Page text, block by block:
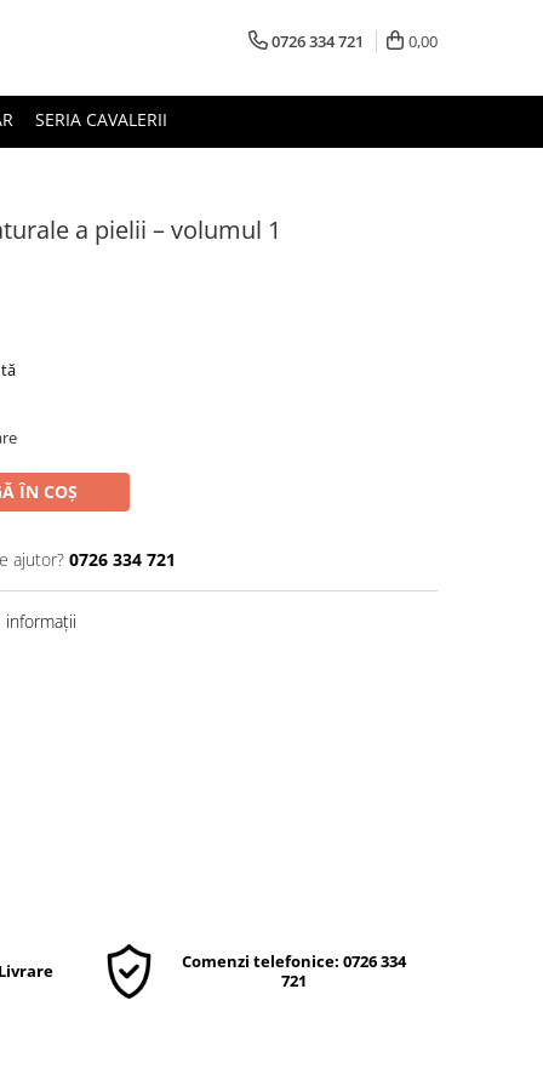
0726 334 721 0,00
SERIA CAVALERII
a pielii – volumul 1
ÎN COȘ
ajutor? 0726 334 721
Comenzi telefonice: 0726 334
721